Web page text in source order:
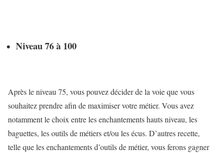
Niveau 76 à 100
Après le niveau 75, vous pouvez décider de la voie que vous
souhaitez prendre afin de maximiser votre métier. Vous avez
notamment le choix entre les enchantements hauts niveau, les
baguettes, les outils de métiers et/ou les écus. D’autres recette,
telle que les enchantements d’outils de métier, vous ferons gagner